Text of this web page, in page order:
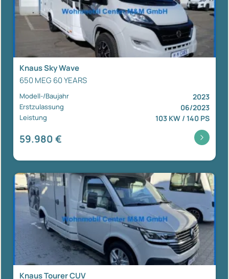
Knaus Sky Wave
650 MEG 60 YEARS
Modell-/Baujahr 2023
Erstzulassung 06/2023
Leistung 103 KW / 140 PS
59.980 €
Knaus Tourer CUV